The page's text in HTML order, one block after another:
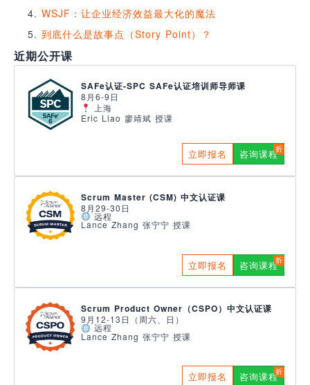
WSJF：让企业经济效益最大化的魔法
到底什么是故事点（Story Point）？
近期公开课
SAFe认证-SPC SAFe认证培训师导师课
8月6-9日
上海
Eric Liao 廖靖斌 授课
立即报名 咨询课程
Scrum Master (CSM) 中文认证课
8月29-30日
远程
Lance Zhang 张宁宁 授课
立即报名 咨询课程
Scrum Product Owner（CSPO）中文认证课
9月12-13日（周六、日）
远程
Lance Zhang 张宁宁 授课
立即报名 咨询课程